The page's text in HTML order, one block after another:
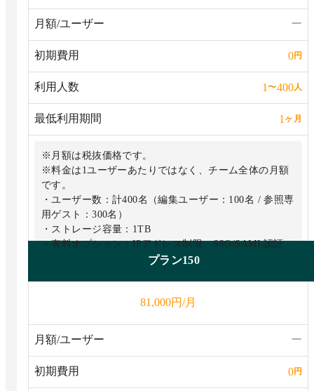
月額/ユーザー ー
初期費用 0円
利用人数 1〜400人
最低利用期間 1 ヶ月
※月額は税抜価格です。
※料金は1ユーザーあたりではなく、チーム全体の月額
です。
・ユーザー数：計400名（編集ユーザー：100名 / 参照専
用ゲスト：300名）
・ストレージ容量：1TB
・有料オプション：IPアドレス制限、SSO/SAML認証
プラン150
81,000円/月
月額/ユーザー ー
初期費用 0円